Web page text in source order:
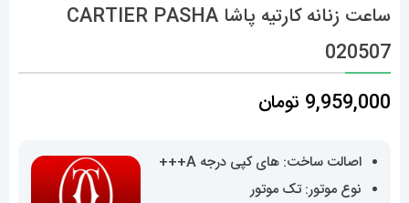
ساعت زنانه کارتیه پاشا CARTIER PASHA
020507
9,959,000 تومان
اصالت ساخت: های کپی درجه A+++
نوع موتور: تک موتور